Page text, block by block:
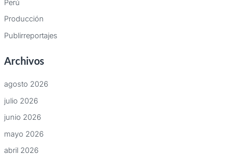
Perú
Producción
Publirreportajes
Archivos
agosto 2026
julio 2026
junio 2026
mayo 2026
abril 2026